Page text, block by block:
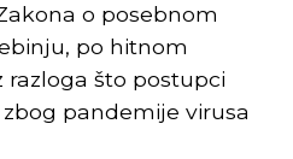
o posebnom
po hitnom
razloga što postupci
pandemije virusa